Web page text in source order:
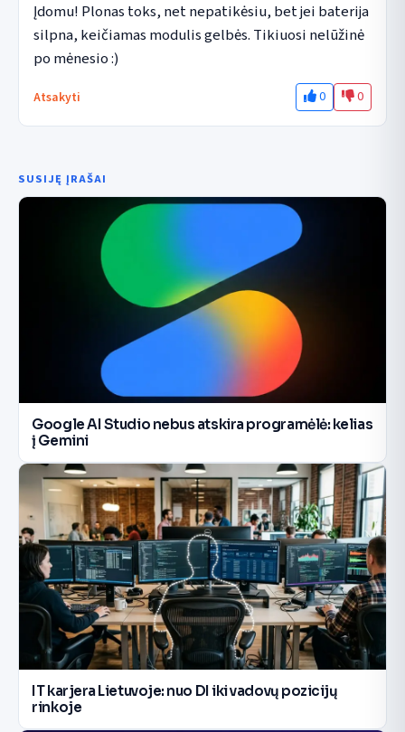
Įdomu! Plonas toks, net nepatikėsiu, bet jei baterija
silpna, keičiamas modulis gelbės. Tikiuosi nelūžinė
po mėnesio :)
Atsakyti 0 0
SUSIJĘ ĮRAŠAI
Google AI Studio nebus atskira programėlė: kelias
į Gemini
IT karjera Lietuvoje: nuo DI iki vadovų pozicijų
rinkoje